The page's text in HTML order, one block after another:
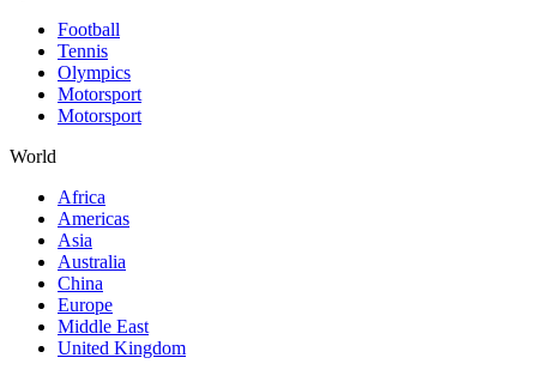
Football
Tennis
Olympics
Motorsport
Motorsport
World
Africa
Americas
Asia
Australia
China
Europe
Middle East
United Kingdom